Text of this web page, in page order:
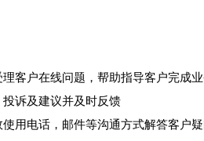
客户在线问题，帮助指导客户完成
诉及建议并及时反馈
用电话，邮件等沟通方式解答客户